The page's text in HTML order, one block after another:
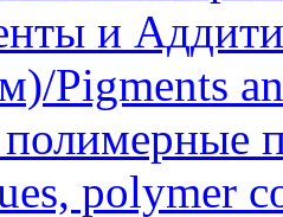
и
Pigments
polymer